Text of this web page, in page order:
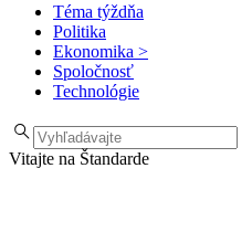
Téma týždňa
Politika
Ekonomika >
Spoločnosť
Technológie
Vitajte na Štandarde